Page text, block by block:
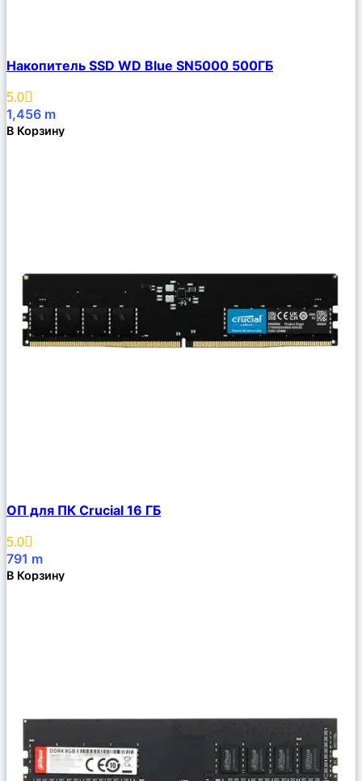
Описание
Избранное
Накопитель SSD WD Blue SN5000 500ГБ
5.0
1,456 m
В Корзину
Описание
Избранное
ОП для ПК Crucial 16 ГБ
5.0
791 m
В Корзину